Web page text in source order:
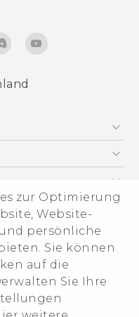
zur Optimierung
Website-
persönliche
Sie können
auf die
Sie Ihre
guide
manual
guide